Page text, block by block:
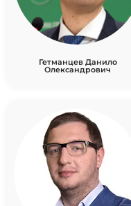
Гетманцев Данило
Олександрович